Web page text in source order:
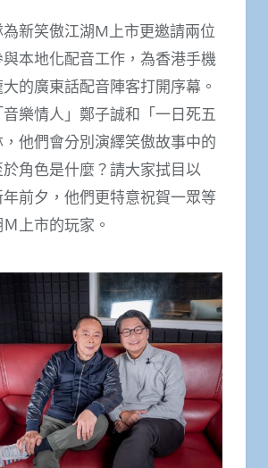
新笑傲江湖M上市更邀請兩位
本地化配音工作，為香港手機
的廣東話配音陣客打開序幕。
樂情人」鄭子誠和「一日死五
他們會分別演繹笑傲故事中的
角色是什麼？請大家拭目以
前夕，他們更特意祝賀一眾等
上市的玩家。